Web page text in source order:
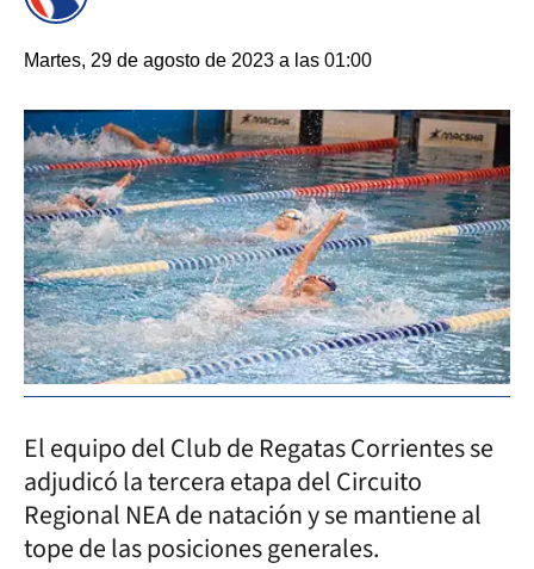
Martes, 29 de agosto de 2023 a las 01:00
El equipo del Club de Regatas Corrientes se
adjudicó la tercera etapa del Circuito
Regional NEA de natación y se mantiene al
tope de las posiciones generales.